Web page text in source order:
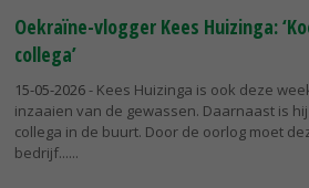
Oekraïne-vlogger Kees Huizinga:
collega’
15-05-2026- Kees Huizinga is ook deze
inzaaien van de gewassen. Daarnaast is
collega in de buurt. Door de oorlog moet
bedrijf...